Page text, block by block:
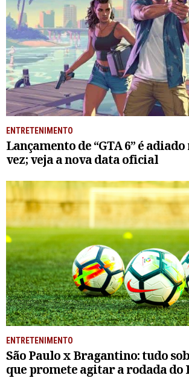
ENTRETENIMENTO
Lançamento de “GTA 6” é
vez; veja a nova data oficial
ENTRETENIMENTO
São Paulo x Bragantino: tudo
que promete agitar a rodada